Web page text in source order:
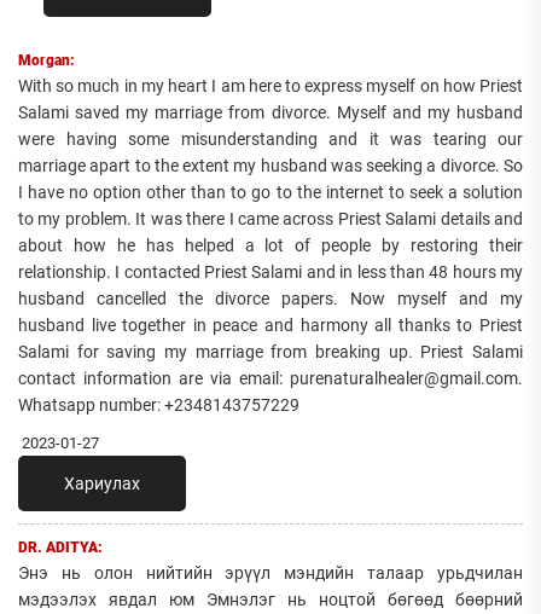
Morgan:
With so much in my heart I am here to express myself on how Priest
Salami saved my marriage from divorce. Myself and my husband
were having some misunderstanding and it was tearing our
marriage apart to the extent my husband was seeking a divorce. So
I have no option other than to go to the internet to seek a solution
to my problem. It was there I came across Priest Salami details and
about how he has helped a lot of people by restoring their
relationship. I contacted Priest Salami and in less than 48 hours my
husband cancelled the divorce papers. Now myself and my
husband live together in peace and harmony all thanks to Priest
Salami for saving my marriage from breaking up. Priest Salami
contact information are via email: purenaturalhealer@gmail.com.
Whatsapp number: +2348143757229
2023-01-27
Хариулах
DR. ADITYA:
Энэ нь олон нийтийн эрүүл мэндийн талаар урьдчилан
мэдээлэх явдал юм Эмнэлэг нь ноцтой бөгөөд бөөрний